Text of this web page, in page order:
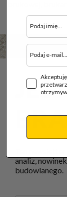
analiz,
budowlanego.